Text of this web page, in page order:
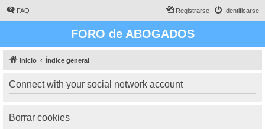
FAQ Identificarse
Registrarse
FORO de ABOGADOS
Inicio Índice general
Connect with your social network account
Borrar cookies